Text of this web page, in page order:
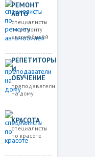
РЕМОНТ
АВТО
специалисты
по ремонту
автомобилей
РЕПЕТИТОРЫ
И
ОБУЧЕНИЕ
преподаватели
на дому
КРАСОТА
специалисты
по красоте